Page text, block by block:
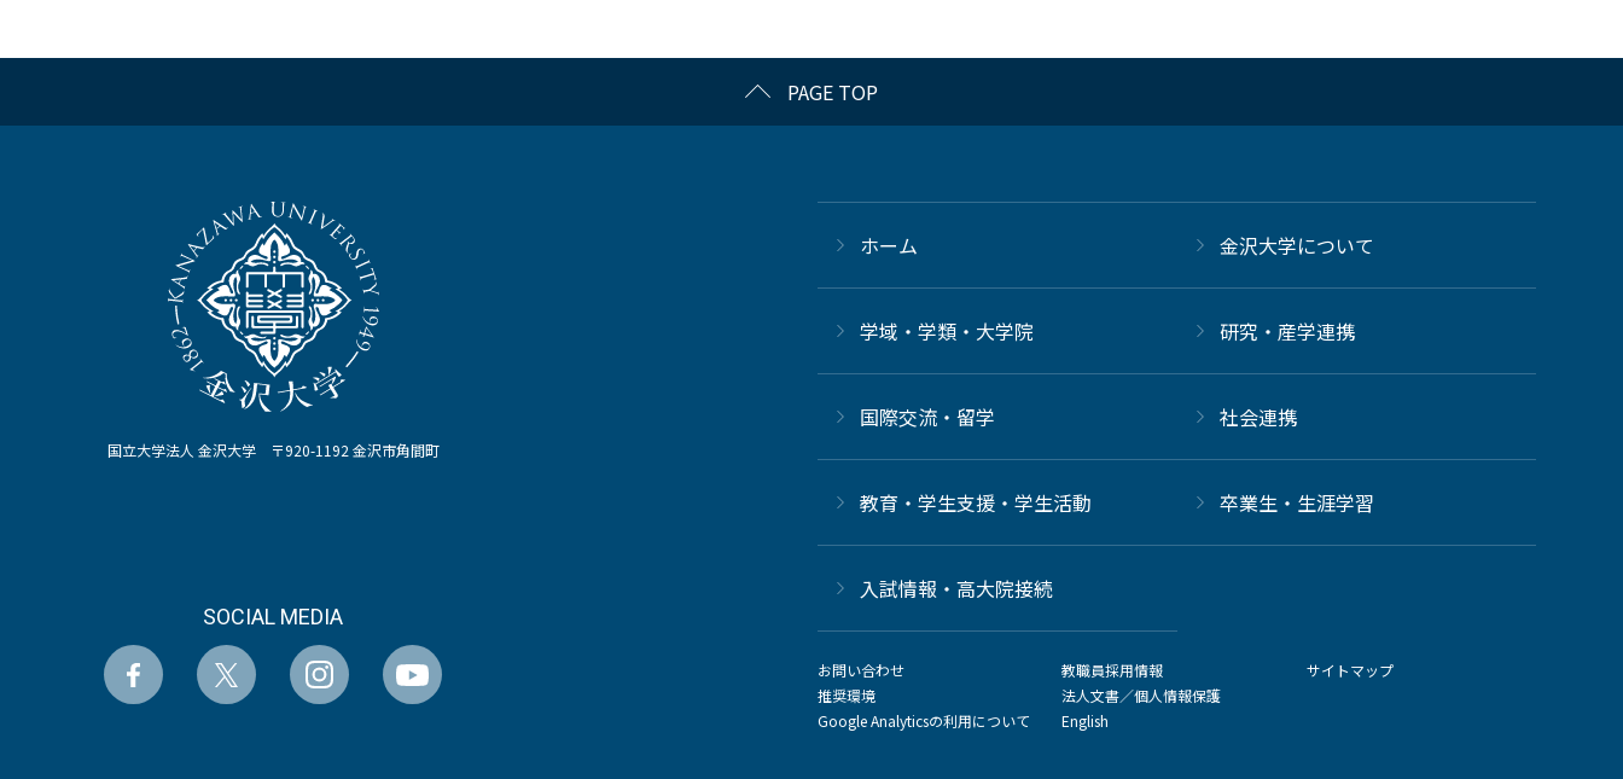
PAGE TOP
国立大学法人 金沢大学 〒920-1192 金沢市角間町
SOCIAL MEDIA
ホーム 金沢大学について
学域・学類・大学院 研究・産学連携
国際交流・留学 社会連携
教育・学生支援・学生活動 卒業生・生涯学習
⼊試情報・高大院接続
お問い合わせ
推奨環境
Google Analyticsの利用について
教職員採用情報
法人文書／個人情報保護
English
サイトマップ